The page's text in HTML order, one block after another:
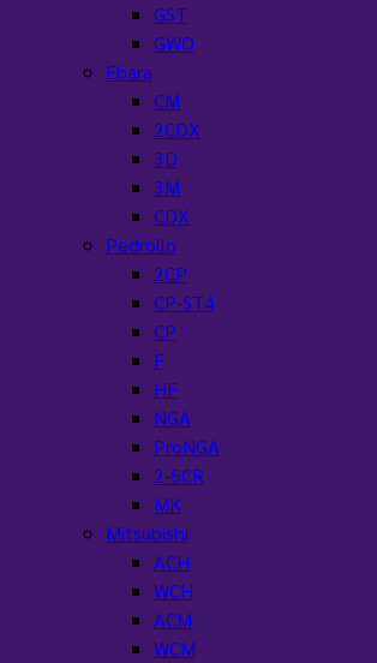
GST
GWO
Ebara
CM
2CDX
3D
3M
CDX
Pedrollo
2CP
CP-ST4
CP
F
HF
NGA
ProNGA
2-5CR
MK
Mitsubishi
ACH
WCH
ACM
WCM